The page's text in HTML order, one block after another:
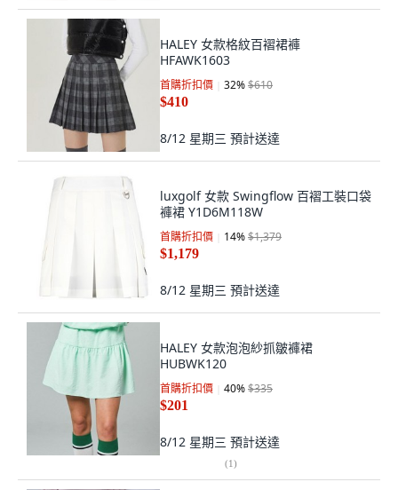
HALEY 女款格紋百褶裙褲
HFAWK1603
首購折扣價 32%$610
$410
8/12 星期三 預計送達
luxgolf 女款 Swingflow 百褶工裝口袋
褲裙 Y1D6M118W
首購折扣價 14%$1,379
$1,179
8/12 星期三 預計送達
HALEY 女款泡泡紗抓皺褲裙
HUBWK120
首購折扣價 40%$335
$201
8/12 星期三 預計送達
(1)